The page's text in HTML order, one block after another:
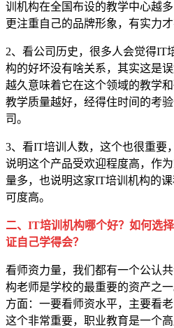
训机构在全国布设的教学中心越
更注重自己的品牌形象，有实力才
2、看公司历史，很多人会觉得IT
构的好坏没有啥关系，其实这是
越久意味着它在这个领域的教学
教学质量越好，经得住时间的考
司。
3、看IT培训人数，这个也很重要
说明这个产品受欢迎程度高，作
量多，也说明这家IT培训机构的
可度高。
二、IT培训机构哪个好？如何选
证自己学得会？
看师资力量，我们都有一个公认
构老师是学校的最重要的资产之
方面：一要看师资水平，主要看
这个非常重要，职业教育是一个